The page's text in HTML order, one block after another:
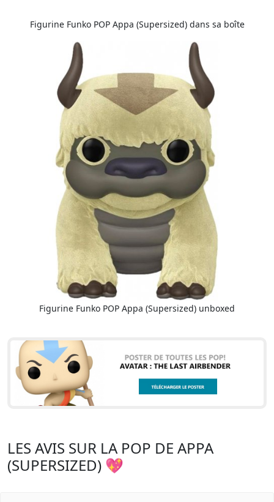
Figurine Funko POP Appa (Supersized) dans sa boîte
Figurine Funko POP Appa (Supersized) unboxed
LES AVIS SUR LA POP DE APPA
(SUPERSIZED) 💖